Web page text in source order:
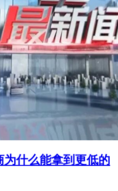
为什么能拿到更低的